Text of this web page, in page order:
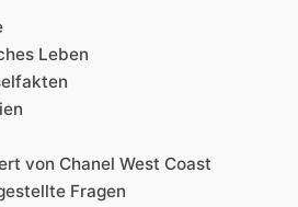
Leben
von Chanel West Coast
Fragen